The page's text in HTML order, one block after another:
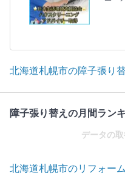
北海道札幌市の障子張り
障子張り替えの月間ラン
データの取
北海道札幌市のリフォー